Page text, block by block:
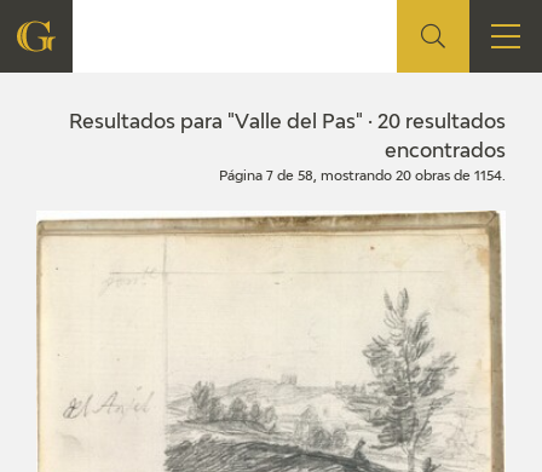
FUNDACIÓN
CENTRO DE INVESTIGACIÓN Y DOCUMENTACIÓN
SEDE
CONTACTO
Resultados para "Valle del Pas" · 20 resultados
encontrados
Página 7 de 58, mostrando 20 obras de 1154.